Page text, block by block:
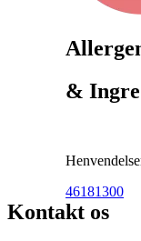
&
46181300
Kontakt os